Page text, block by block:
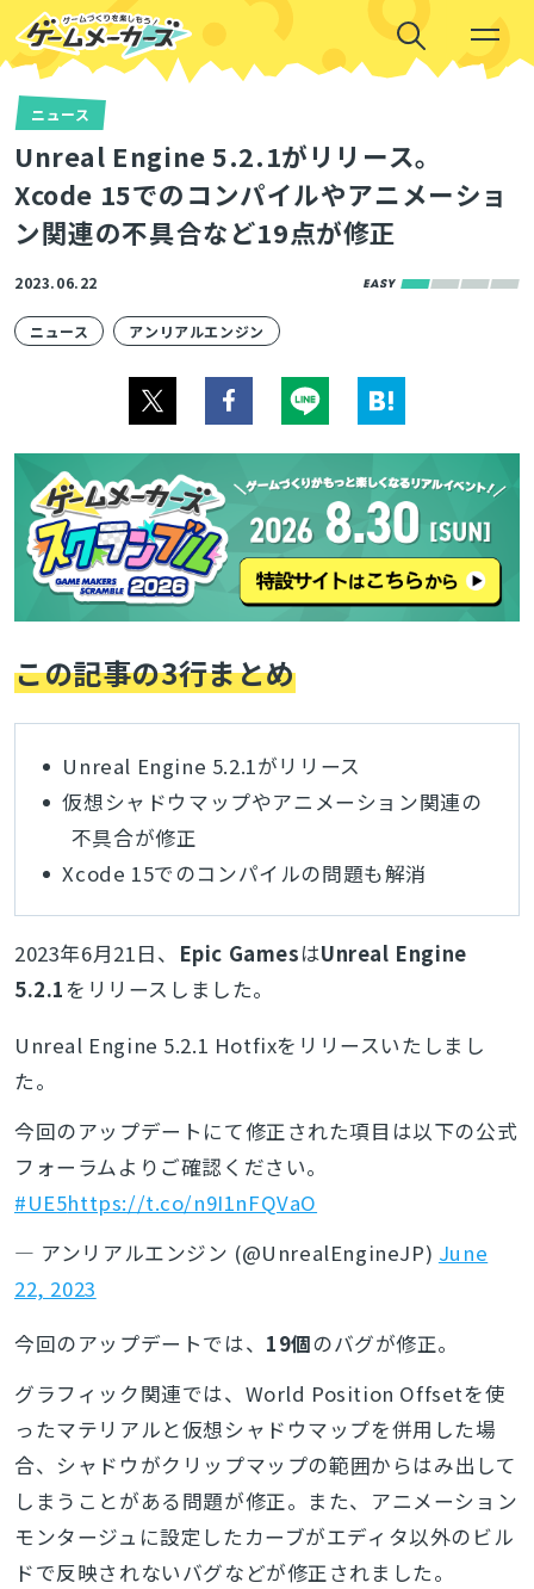
ニュース
Unreal Engine 5.2.1がリリース。
Xcode 15でのコンパイルやアニメーショ
ン関連の不具合など19点が修正
2023.06.22
ニュース アンリアルエンジン
この記事の3行まとめ
Unreal Engine 5.2.1がリリース
仮想シャドウマップやアニメーション関連の
不具合が修正
Xcode 15でのコンパイルの問題も解消
2023年6月21日、 Epic GamesはUnreal Engine
5.2.1をリリースしました。
Unreal Engine 5.2.1 Hotfixをリリースいたしまし
た。
今回のアップデートにて修正された項目は以下の公式
フォーラムよりご確認ください。
#UE5https://t.co/n9I1nFQVaO
— アンリアルエンジン (@UnrealEngineJP) June
22, 2023
今回のアップデートでは、 19個のバグが修正。
グラフィック関連では、 World Position Offsetを使
ったマテリアルと仮想シャドウマップを併用した場
合、 シャドウがクリップマップの範囲からはみ出して
しまうことがある問題が修正。また、 アニメーション
モンタージュに設定したカーブがエディタ以外のビル
ドで反映されないバグなどが修正されました。